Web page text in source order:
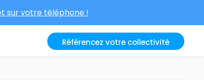
sur votre téléphone !
Référencez votre collectivité